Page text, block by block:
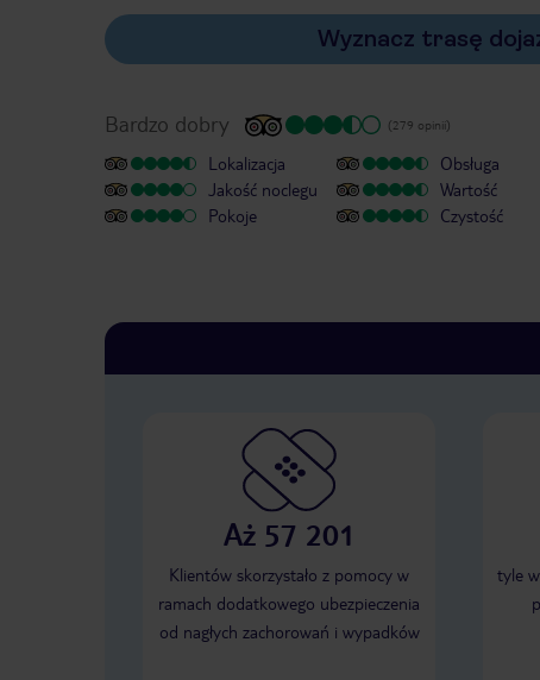
Wyznacz trasę
Bardzo dobry (279 opinii)
Lokalizacja
Jakość noclegu
Pokoje
Obsługa
Wartość
Czystość
Aż 57 201
Klientów skorzystało z pomocy w
ramach dodatkowego ubezpieczenia
od nagłych zachorowań i wypadków
tyle